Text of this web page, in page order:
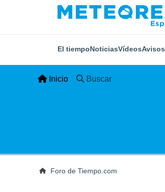
El tiempoNoticiasVídeosAvisos
Inicio Buscar
Foro de Tiempo.com